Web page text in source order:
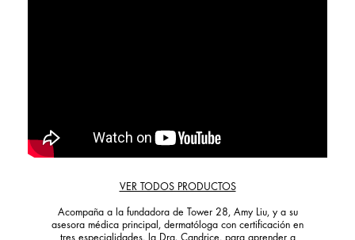
VER TODOS PRODUCTOS
Acompaña a la fundadora de Tower 28, Amy Liu, y a su
asesora médica principal, dermatóloga con certificación en